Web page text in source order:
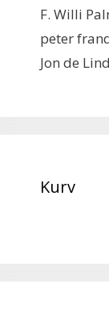
F. Willi
peter
Jon de
Kurv